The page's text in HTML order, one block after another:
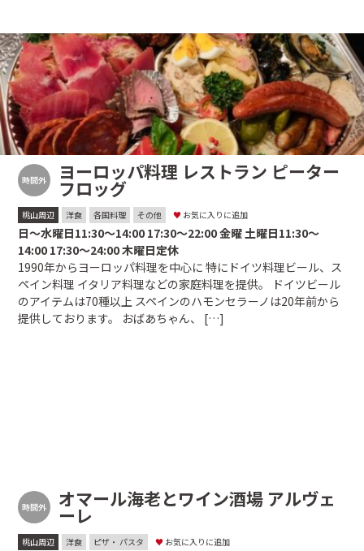
時間外 ヨーロッパ料理 レストラン ピーター
フロッグ
桃山周辺 洋食 各国料理 その他 ♥ お気に入りに追加
日〜水曜日11:30〜14:00 17:30〜22:00 金曜 土曜日11:30〜
14:00 17:30〜24:00 木曜日定休
1990年からヨーロッパ料理を中心に 特にドイツ料理ビール、ス
ペイン料理 イタリア料理などの家庭料理を提供。 ドイツビール
のアイテムは70種以上 スペインのハモンセラーノは20年前から
提供しております。 おばあちゃん、 […]
時間外 オマール海老とワイン酒場 アルヴェ
ーレ
桃山周辺 洋食 ピザ・ パスタ ♥ お気に入りに追加